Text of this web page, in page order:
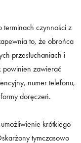
terminach czynności z
to, że obrońca
przesłuchaniach i
powinien zawierać
numer telefonu,
doręczeń.
krótkiego
tymczasowo